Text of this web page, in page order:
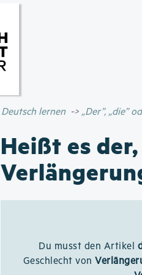
Deutsch lernen „Der”, „die”
Heißt es
Du musst den Artikel
Geschlecht von